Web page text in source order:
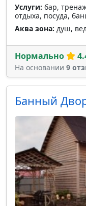
Услуги: бар,
отдыха, посуда,
Аква зона: душ,
Нормально
На основании 9
Банный